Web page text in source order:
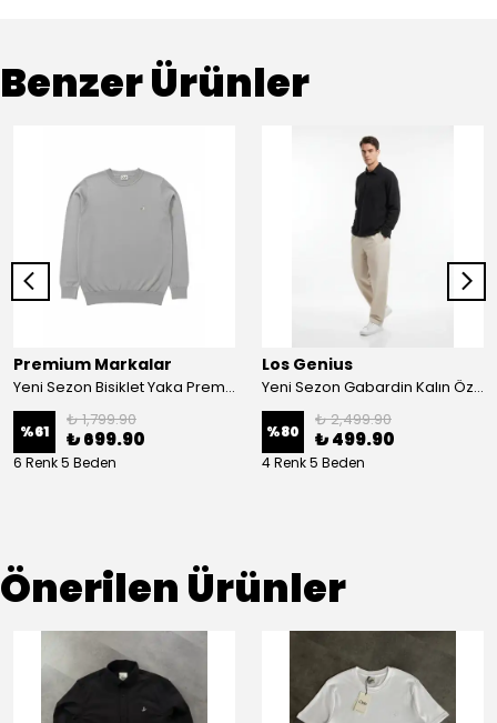
Benzer Ürünler
Premium Markalar
Yeni Sezon Bisiklet Yaka Premium Triko Sweatshirt
%61
₺ 1,799.90
₺ 699.90
6 Renk 5 Beden
Los Genius
Yeni Sezon Gabardin Kalın Özel Polo Yaka Sweatshirt
%80
₺ 2,499.90
₺ 499.90
4 Renk 5 Beden
Önerilen Ürünler